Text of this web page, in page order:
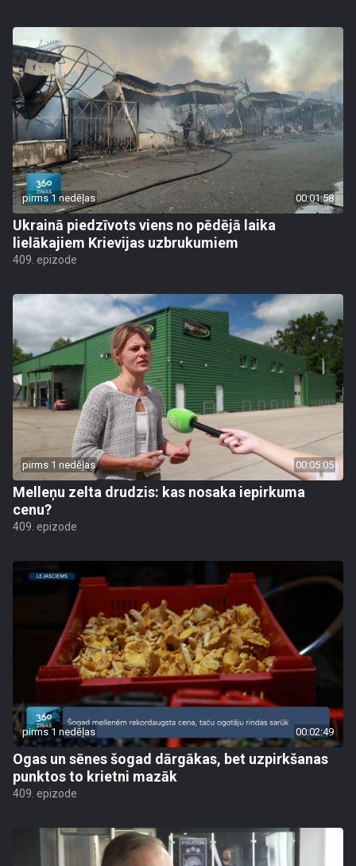
pirms 1 nedēļas 00:01:58
Ukrainā piedzīvots viens no pēdējā laika
lielākajiem Krievijas uzbrukumiem
409. epizode
pirms 1 nedēļas 00:05:05
Melleņu zelta drudzis: kas nosaka iepirkuma
cenu?
409. epizode
pirms 1 nedēļas 00:02:49
Ogas un sēnes šogad dārgākas, bet uzpirkšanas
punktos to krietni mazāk
409. epizode